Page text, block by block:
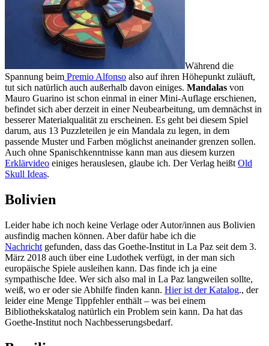
Während die
Spannung beim Premio Alfonso also auf ihren Höhepunkt zuläuft,
tut sich natürlich auch außerhalb davon einiges. Mandalas von
Mauro Guarino ist schon einmal in einer Mini-Auflage erschienen,
befindet sich aber derzeit in einer Neubearbeitung, um demnächst in
besserer Materialqualität zu erscheinen. Es geht bei diesem Spiel
darum, aus 13 Puzzleteilen je ein Mandala zu legen, in dem
passende Muster und Farben möglichst aneinander grenzen sollen.
Auch ohne Spanischkenntnisse kann man aus diesem kurzen
Erklärvideo einiges herauslesen, glaube ich. Der Verlag heißt Old
Skull Ideas.
Bolivien
Leider habe ich noch keine Verlage oder Autor/innen aus Bolivien
ausfindig machen können. Aber dafür habe ich die
Nachricht gefunden, dass das Goethe-Institut in La Paz seit dem 3.
März 2018 auch über eine Ludothek verfügt, in der man sich
europäische Spiele ausleihen kann. Das finde ich ja eine
sympathische Idee. Wer sich also mal in La Paz langweilen sollte,
weiß, wo er oder sie Abhilfe finden kann. Hier ist der Katalog., der
leider eine Menge Tippfehler enthält – was bei einem
Bibliothekskatalog natürlich ein Problem sein kann. Da hat das
Goethe-Institut noch Nachbesserungsbedarf.